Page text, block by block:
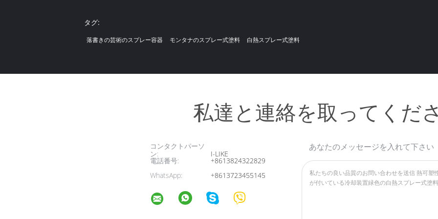
タグ:
落書きの芸術のスプレー容器 モンタナのスプレー式塗料 白熱スプレー式塗料
私達と連絡を取ってくだ
コンタクトパーソ
ン:
I-LIKE
電話番号:
+8613824322829
WhatsApp:
+8613723455145
あなたのメッセージを入れて下さい